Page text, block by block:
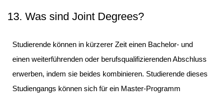
13. Was sind Joint Degrees?
Studierende können in kürzerer Zeit einen Bachelor- und
einen weiterführenden oder berufsqualifizierenden Abschluss
erwerben, indem sie beides kombinieren. Studierende dieses
Studiengangs können sich für ein Master-Programm